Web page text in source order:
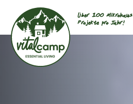
Über 100 Mikrohaus
Projekte pro Jahr!